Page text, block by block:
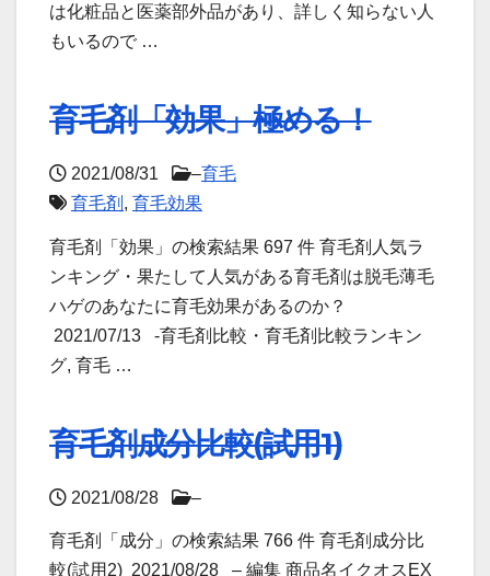
は化粧品と医薬部外品があり、詳しく知らない人
もいるので …
育毛剤「効果」極める！
2021/08/31 –育毛
育毛剤 , 育毛効果
育毛剤「効果」の検索結果 697 件 育毛剤人気ラ
ンキング・果たして人気がある育毛剤は脱毛薄毛
ハゲのあなたに育毛効果があるのか？
2021/07/13 -育毛剤比較・育毛剤比較ランキン
グ, 育毛 …
育毛剤成分比較(試用1)
2021/08/28 –
育毛剤「成分」の検索結果 766 件 育毛剤成分比
較(試用2) 2021/08/28 – 編集 商品名イクオスEX